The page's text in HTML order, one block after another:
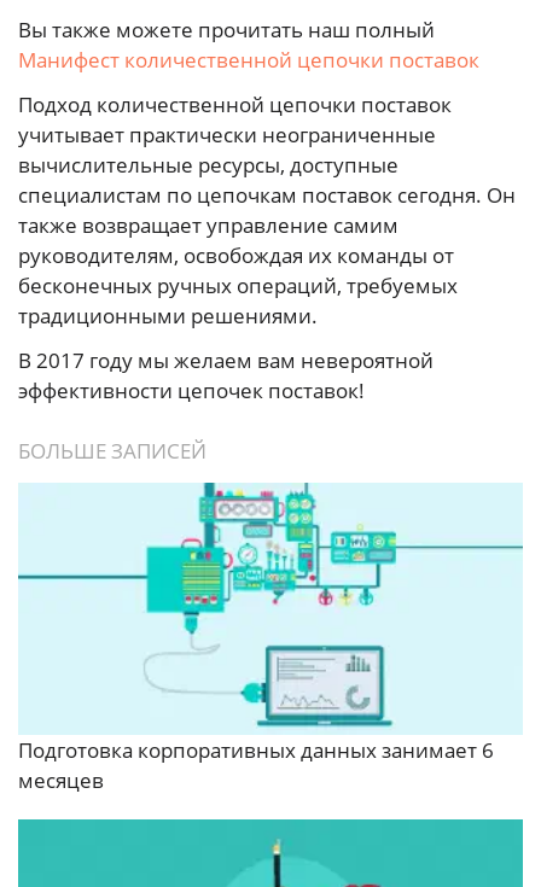
Вы также можете прочитать наш полный
Манифест количественной цепочки поставок
Подход количественной цепочки поставок
учитывает практически неограниченные
вычислительные ресурсы, доступные
специалистам по цепочкам поставок сегодня. Он
также возвращает управление самим
руководителям, освобождая их команды от
бесконечных ручных операций, требуемых
традиционными решениями.
В 2017 году мы желаем вам невероятной
эффективности цепочек поставок!
БОЛЬШЕ ЗАПИСЕЙ
Подготовка корпоративных данных занимает 6
месяцев